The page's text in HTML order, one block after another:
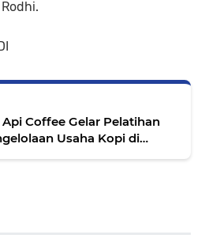
Coffee Gelar Pelatihan
Usaha Kopi di